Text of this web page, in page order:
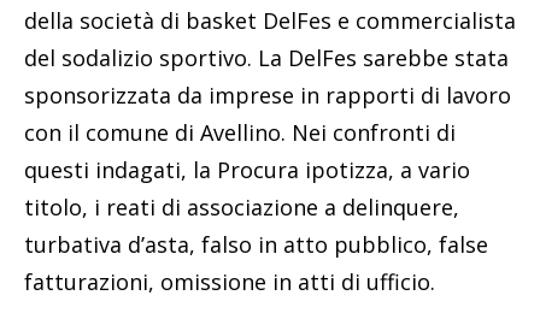
della società di basket DelFes e commercialista
del sodalizio sportivo. La DelFes sarebbe stata
sponsorizzata da imprese in rapporti di lavoro
con il comune di Avellino. Nei confronti di
questi indagati, la Procura ipotizza, a vario
titolo, i reati di associazione a delinquere,
turbativa d’asta, falso in atto pubblico, false
fatturazioni, omissione in atti di ufficio.